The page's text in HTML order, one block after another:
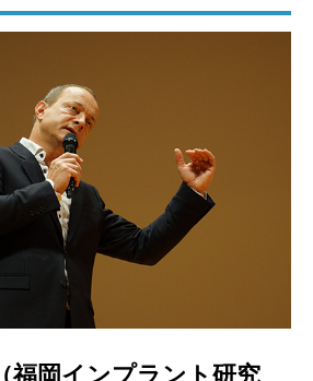
福岡インプラント研究